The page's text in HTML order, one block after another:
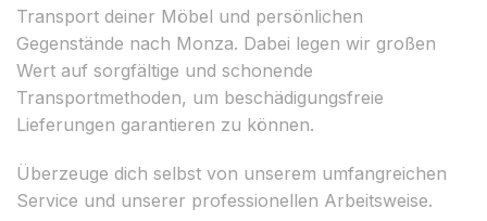
Transport deiner Möbel und persönlichen
Gegenstände nach Monza. Dabei legen wir großen
Wert auf sorgfältige und schonende
Transportmethoden, um beschädigungsfreie
Lieferungen garantieren zu können.
Überzeuge dich selbst von unserem umfangreichen
Service und unserer professionellen Arbeitsweise.